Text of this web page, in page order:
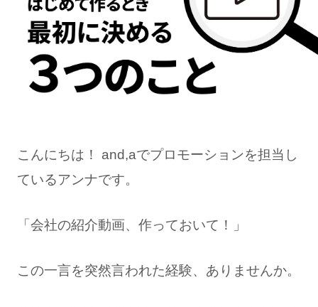
こんにちは！ and,aでプロモーションを担当し
ているアンナです。
「会社の紹介動画、作っておいて！」
この一言を突然言われた経験、ありませんか。